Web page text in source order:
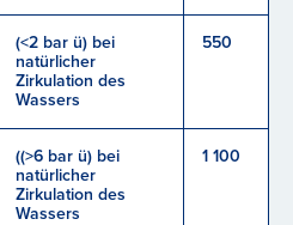
(<2 bar ü) bei
natürlicher
Zirkulation des
Wassers
550
((>6 bar ü) bei
natürlicher
Zirkulation des
Wassers
1 100